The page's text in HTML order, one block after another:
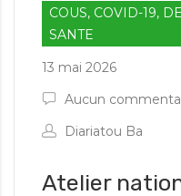
COUS, COVID-19,
SANTE
13 mai 2026
Aucun
Diariatou Ba
Atelier